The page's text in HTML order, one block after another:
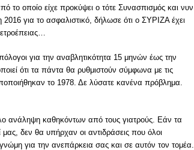
το οποίο είχε προκύψει ο τότε Συνασπισμός και νυν
για το ασφαλιστικό, δήλωσε ότι ο ΣΥΡΙΖΑ έχει
για την αναβλητικότητα 15 μηνών έως την
ότι τα πάντα θα ρυθμιστούν σύμφωνα με τις
το 1978. Δε λύσατε κανένα πρόβλημα.
ανάληψη καθηκόντων από τους γιατρούς. Εάν τα
δεν θα υπήρχαν οι αντιδράσεις που όλοι
για την ανεπάρκεια σας και σε αυτόν τον τομέα.